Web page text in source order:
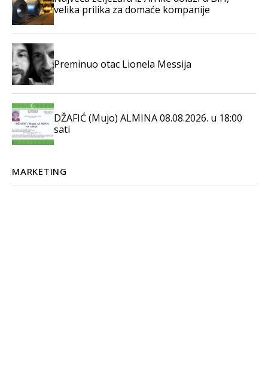
velika prilika za domaće kompanije
Preminuo otac Lionela Messija
DŽAFIĆ (Mujo) ALMINA 08.08.2026. u 18:00
sati
MARKETING